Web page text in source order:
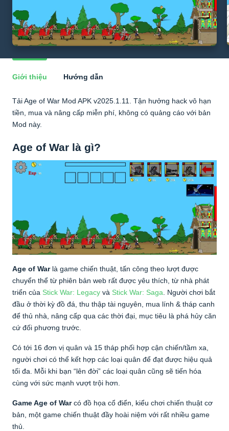
Giới thiệu Hướng dẫn
Tải Age of War Mod APK v2025.1.11. Tận hưởng hack vô hạn
tiền, mua và nâng cấp miễn phí, không có quảng cáo với bản
Mod này.
Age of War là gì?
Age of Warlà game chiến thuật, tấn công theo lượt được
chuyển thể từ phiên bản web rất được yêu thích, từ nhà phát
triển của Stick War: Legacy và Stick War: Saga . Người chơi bắt
đầu ở thời kỳ đồ đá, thu thập tài nguyên, mua lính & tháp canh
để thủ nhà, nâng cấp qua các thời đại, mục tiêu là phá hủy căn
cứ đối phương trước.
Có tới 16 đơn vị quân và 15 tháp phối hợp cận chiến/tầm xa,
người chơi có thể kết hợp các loại quân để đạt được hiệu quả
tối đa. Mỗi khi bạn “lên đời” các loại quân cũng sẽ tiến hóa
cùng với sức mạnh vượt trội hơn.
Game Age of Warcó đồ họa cổ điển, kiểu chơi chiến thuật cơ
bản, một game chiến thuật đầy hoài niệm với rất nhiều game
thủ.